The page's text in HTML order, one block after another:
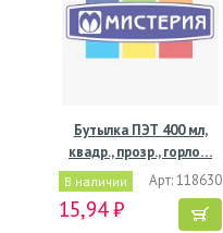
Бутылка ПЭТ 400 мл,
квадр., прозр., горло…
В наличии Арт: 118630
15,94 ₽